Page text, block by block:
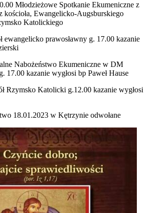
Młodzieżowe Spotkanie Ekumeniczne z
kościoła, Ewangelicko-Augsburskiego
Katolickiego
ewangelicko prawosławny g. 17.00 kazanie
Nabożeństwo Ekumeniczne w DM
17.00 kazanie wygłosi bp Paweł Hause
Rzymsko Katolicki g.12.00 kazanie wygłosi
18.01.2023 w Kętrzynie odwołane